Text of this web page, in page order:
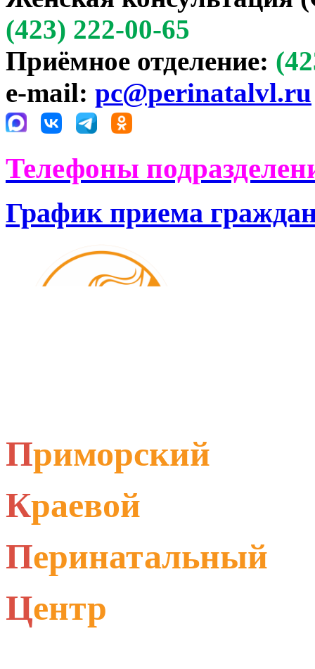
(423) 222-00-65
Приёмное отделение:
e-mail: pc@perinatalvl.ru
Телефоны
График приема
Приморский
Краевой
Перинатальный
Центр